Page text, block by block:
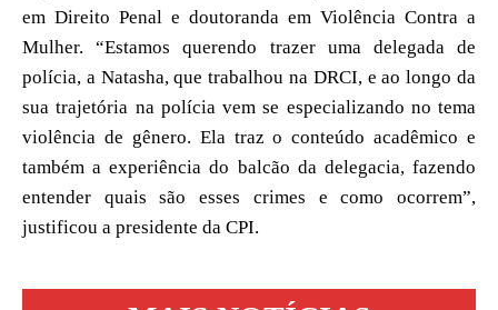
em Direito Penal e doutoranda em Violência Contra a
Mulher. “Estamos querendo trazer uma delegada de
polícia, a Natasha, que trabalhou na DRCI, e ao longo da
sua trajetória na polícia vem se especializando no tema
violência de gênero. Ela traz o conteúdo acadêmico e
também a experiência do balcão da delegacia, fazendo
entender quais são esses crimes e como ocorrem”,
justificou a presidente da CPI.